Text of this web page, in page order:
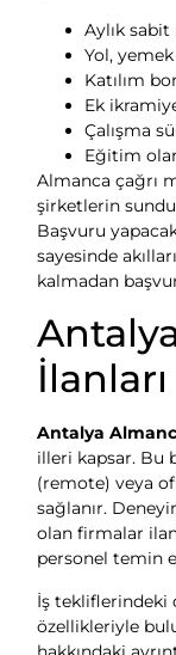
Aylık sabit
Yol,
Katılım
Ek
Çalışma
Eğitim
Almanca çağrı
şirketlerin
Başvuru
sayesinde
kalmadan
İlanları
Antalya
illeri kapsar. Bu
(remote) veya
sağlanır.
olan firmalar
personel temin
İş tekliflerindeki
özellikleriyle